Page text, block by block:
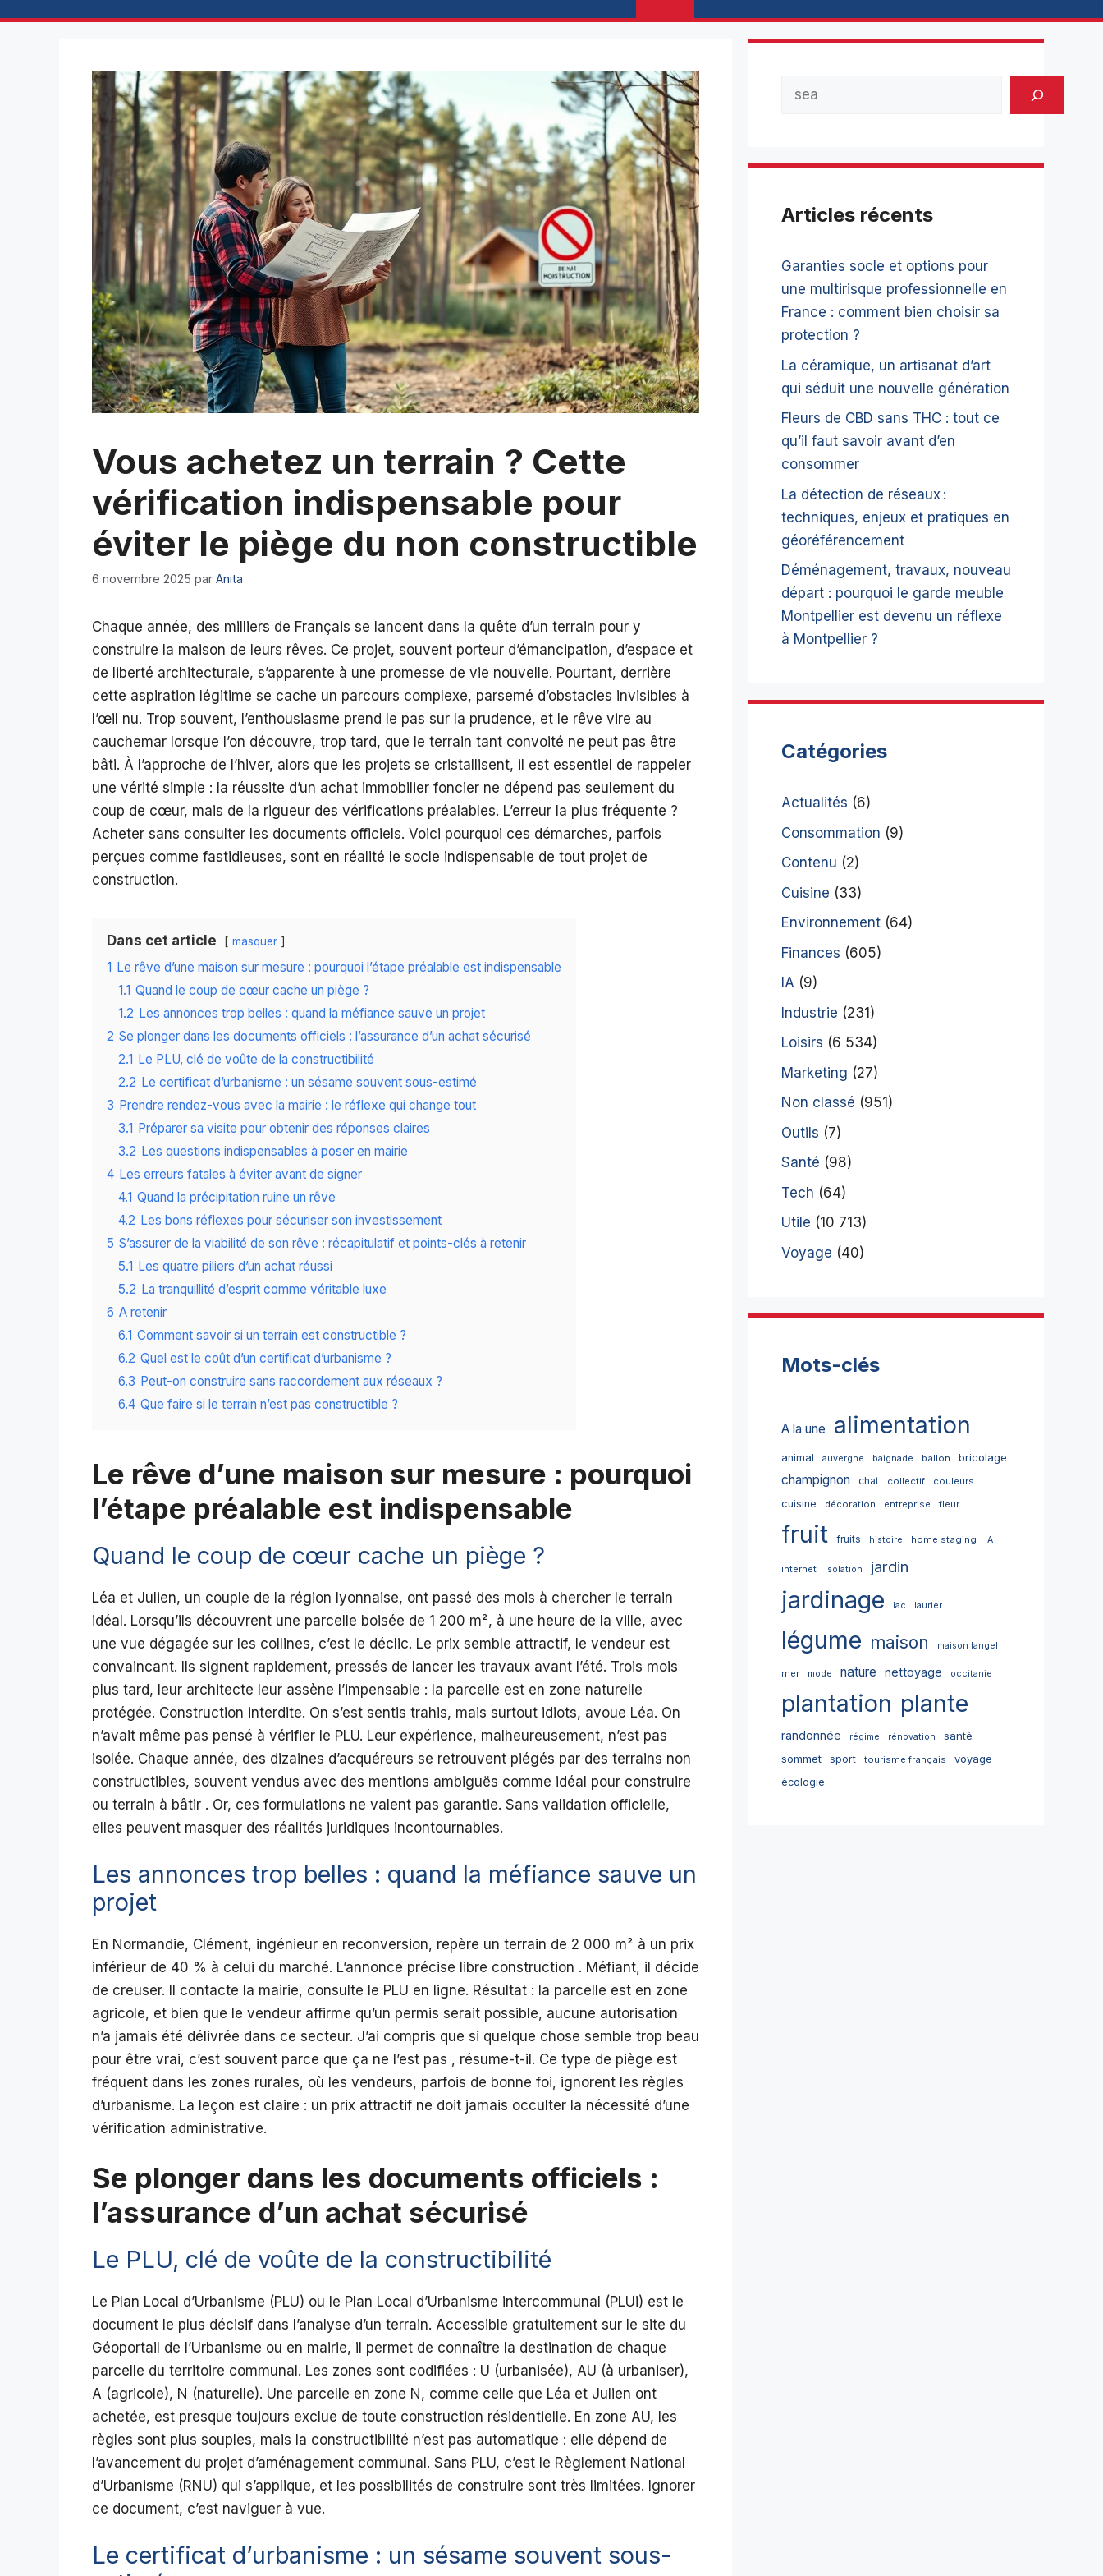
Vous achetez un terrain ? Cette
vérification indispensable pour
éviter le piège du non constructible
6 novembre 2025 par Anita
Chaque année, des milliers de Français se lancent dans la quête d’un terrain pour y
construire la maison de leurs rêves. Ce projet, souvent porteur d’émancipation, d’espace et
de liberté architecturale, s’apparente à une promesse de vie nouvelle. Pourtant, derrière
cette aspiration légitime se cache un parcours complexe, parsemé d’obstacles invisibles à
l’œil nu. Trop souvent, l’enthousiasme prend le pas sur la prudence, et le rêve vire au
cauchemar lorsque l’on découvre, trop tard, que le terrain tant convoité ne peut pas être
bâti. À l’approche de l’hiver, alors que les projets se cristallisent, il est essentiel de rappeler
une vérité simple : la réussite d’un achat immobilier foncier ne dépend pas seulement du
coup de cœur, mais de la rigueur des vérifications préalables. L’erreur la plus fréquente ?
Acheter sans consulter les documents officiels. Voici pourquoi ces démarches, parfois
perçues comme fastidieuses, sont en réalité le socle indispensable de tout projet de
construction.
Dans cet article masquer
1 Le rêve d’une maison sur mesure : pourquoi l’étape préalable est indispensable
1.1 Quand le coup de cœur cache un piège ?
1.2 Les annonces trop belles : quand la méfiance sauve un projet
2 Se plonger dans les documents officiels : l’assurance d’un achat sécurisé
2.1 Le PLU, clé de voûte de la constructibilité
2.2 Le certificat d’urbanisme : un sésame souvent sous-estimé
3 Prendre rendez-vous avec la mairie : le réflexe qui change tout
3.1 Préparer sa visite pour obtenir des réponses claires
3.2 Les questions indispensables à poser en mairie
4 Les erreurs fatales à éviter avant de signer
4.1 Quand la précipitation ruine un rêve
4.2 Les bons réflexes pour sécuriser son investissement
5 S’assurer de la viabilité de son rêve : récapitulatif et points-clés à retenir
5.1 Les quatre piliers d’un achat réussi
5.2 La tranquillité d’esprit comme véritable luxe
6 A retenir
6.1 Comment savoir si un terrain est constructible ?
6.2 Quel est le coût d’un certificat d’urbanisme ?
6.3 Peut-on construire sans raccordement aux réseaux ?
6.4 Que faire si le terrain n’est pas constructible ?
Le rêve d’une maison sur mesure : pourquoi
l’étape préalable est indispensable
Quand le coup de cœur cache un piège ?
Léa et Julien, un couple de la région lyonnaise, ont passé des mois à chercher le terrain
idéal. Lorsqu’ils découvrent une parcelle boisée de 1 200 m², à une heure de la ville, avec
une vue dégagée sur les collines, c’est le déclic. Le prix semble attractif, le vendeur est
convaincant. Ils signent rapidement, pressés de lancer les travaux avant l’été. Trois mois
plus tard, leur architecte leur assène l’impensable : la parcelle est en zone naturelle
protégée. Construction interdite. On s’est sentis trahis, mais surtout idiots, avoue Léa. On
n’avait même pas pensé à vérifier le PLU. Leur expérience, malheureusement, n’est pas
isolée. Chaque année, des dizaines d’acquéreurs se retrouvent piégés par des terrains non
constructibles, souvent vendus avec des mentions ambiguës comme idéal pour construire
ou terrain à bâtir . Or, ces formulations ne valent pas garantie. Sans validation officielle,
elles peuvent masquer des réalités juridiques incontournables.
Les annonces trop belles : quand la méfiance sauve un
projet
En Normandie, Clément, ingénieur en reconversion, repère un terrain de 2 000 m² à un prix
inférieur de 40 % à celui du marché. L’annonce précise libre construction . Méfiant, il décide
de creuser. Il contacte la mairie, consulte le PLU en ligne. Résultat : la parcelle est en zone
agricole, et bien que le vendeur affirme qu’un permis serait possible, aucune autorisation
n’a jamais été délivrée dans ce secteur. J’ai compris que si quelque chose semble trop beau
pour être vrai, c’est souvent parce que ça ne l’est pas , résume-t-il. Ce type de piège est
fréquent dans les zones rurales, où les vendeurs, parfois de bonne foi, ignorent les règles
d’urbanisme. La leçon est claire : un prix attractif ne doit jamais occulter la nécessité d’une
vérification administrative.
Se plonger dans les documents officiels :
l’assurance d’un achat sécurisé
Le PLU, clé de voûte de la constructibilité
Le Plan Local d’Urbanisme (PLU) ou le Plan Local d’Urbanisme intercommunal (PLUi) est le
document le plus décisif dans l’analyse d’un terrain. Accessible gratuitement sur le site du
Géoportail de l’Urbanisme ou en mairie, il permet de connaître la destination de chaque
parcelle du territoire communal. Les zones sont codifiées : U (urbanisée), AU (à urbaniser),
A (agricole), N (naturelle). Une parcelle en zone N, comme celle que Léa et Julien ont
achetée, est presque toujours exclue de toute construction résidentielle. En zone AU, les
règles sont plus souples, mais la constructibilité n’est pas automatique : elle dépend de
l’avancement du projet d’aménagement communal. Sans PLU, c’est le Règlement National
d’Urbanisme (RNU) qui s’applique, et les possibilités de construire sont très limitées. Ignorer
ce document, c’est naviguer à vue.
Le certificat d’urbanisme : un sésame souvent sous-
Articles récents
Garanties socle et options pour
une multirisque professionnelle en
France : comment bien choisir sa
protection ?
La céramique, un artisanat d’art
qui séduit une nouvelle génération
Fleurs de CBD sans THC : tout ce
qu’il faut savoir avant d’en
consommer
La détection de réseaux :
techniques, enjeux et pratiques en
géoréférencement
Déménagement, travaux, nouveau
départ : pourquoi le garde meuble
Montpellier est devenu un réflexe
à Montpellier ?
Catégories
Actualités (6)
Consommation (9)
Contenu (2)
Cuisine (33)
Environnement (64)
Finances (605)
IA (9)
Industrie (231)
Loisirs (6 534)
Marketing (27)
Non classé (951)
Outils (7)
Santé (98)
Tech (64)
Utile (10 713)
Voyage (40)
Mots-clés
A la une alimentation
animal auvergne baignade ballon bricolage
champignon chat collectif couleurs
cuisine décoration entreprise fleur
fruit fruits histoire home staging IA
internet isolation jardin
jardinage lac laurier
légume maison maison langel
mer mode nature nettoyage occitanie
plantation plante
randonnée régime rénovation
santé
sommet
sport tourisme français
voyage
écologie